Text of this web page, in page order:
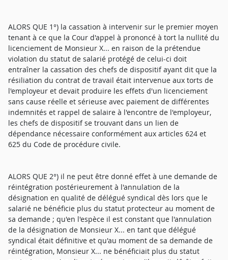
ALORS QUE 1°) la cassation à intervenir sur le premier moyen
tenant à ce que la Cour d'appel à prononcé à tort la nullité du
licenciement de Monsieur X... en raison de la prétendue
violation du statut de salarié protégé de celui-ci doit
entraîner la cassation des chefs de dispositif ayant dit que la
résiliation du contrat de travail était intervenue aux torts de
l'employeur et devait produire les effets d'un licenciement
sans cause réelle et sérieuse avec paiement de différentes
indemnités et rappel de salaire à l'encontre de l'employeur,
les chefs de dispositif se trouvant dans un lien de
dépendance nécessaire conformément aux articles 624 et
625 du Code de procédure civile.
ALORS QUE 2°) il ne peut être donné effet à une demande de
réintégration postérieurement à l'annulation de la
désignation en qualité de délégué syndical dès lors que le
salarié ne bénéficie plus du statut protecteur au moment de
sa demande ; qu'en l'espèce il est constant que l'annulation
de la désignation de Monsieur X... en tant que délégué
syndical était définitive et qu'au moment de sa demande de
réintégration, Monsieur X... ne bénéficiait plus du statut